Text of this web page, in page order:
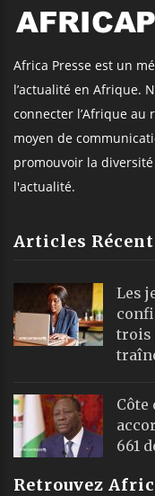
Africa Presse est un
l’actualité en Afrique.
connecter l’Afrique au
moyen de
promouvoir la
l'actualité.
Articles
Les
trois
Côte
661
Retrouvez